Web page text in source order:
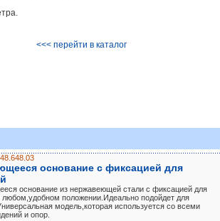
<<< перейти в каталог
48.648.03
основание с фиксацией для
основание из нержавеющей стали с фиксацией для
любом,удобном положении.Идеально подойдет для
модель,которая используется со всеми
и опор.